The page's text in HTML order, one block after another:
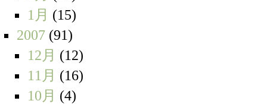
1月 (15)
2007 (91)
12月 (12)
11月 (16)
10月 (4)